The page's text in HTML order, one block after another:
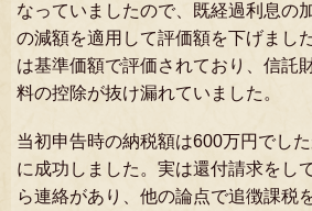
なっていましたので、既経過利息の
の減額を適用して評価額を下げまし
は基準価額で評価されており、信託
料の控除が抜け漏れていました。
当初申告時の納税額は600万円でし
に成功しました。実は還付請求をし
ら連絡があり、他の論点で追徴課税